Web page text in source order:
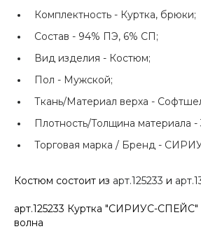
Комплектность - Куртка, брюки;
Состав - 94% ПЭ, 6% СП;
Вид изделия - Костюм;
Пол - Мужской;
Ткань/Материал верха -
Плотность/Толщина материала -
Торговая марка / Бренд -
Костюм состоит из арт.125233 и
арт.125233 Куртка "СИРИУС-
волна